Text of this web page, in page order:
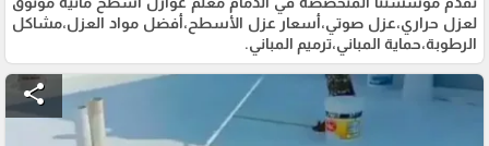
لعزل حراري،عزل صوتي،أسعار عزل الأسطح،أفضل مواد العزل،مشاكل
الرطوبة،حماية المباني،ترميم المباني.
share